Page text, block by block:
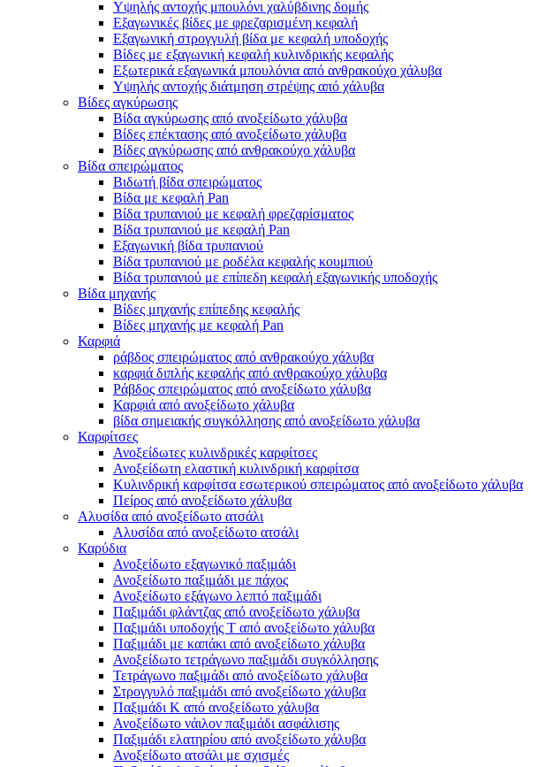
Υψηλής αντοχής μπουλόνι χαλύβδινης δομής
Εξαγωνικές βίδες με φρεζαρισμένη κεφαλή
Εξαγωνική στρογγυλή βίδα με κεφαλή υποδοχής
Βίδες με εξαγωνική κεφαλή κυλινδρικής κεφαλής
Εξωτερικά εξαγωνικά μπουλόνια από ανθρακούχο χάλυβα
Υψηλής αντοχής διάτμηση στρέψης από χάλυβα
Βίδες αγκύρωσης
Βίδα αγκύρωσης από ανοξείδωτο χάλυβα
Βίδες επέκτασης από ανοξείδωτο χάλυβα
Βίδες αγκύρωσης από ανθρακούχο χάλυβα
Βίδα σπειρώματος
Βιδωτή βίδα σπειρώματος
Βίδα με κεφαλή Pan
Βίδα τρυπανιού με κεφαλή φρεζαρίσματος
Βίδα τρυπανιού με κεφαλή Pan
Εξαγωνική βίδα τρυπανιού
Βίδα τρυπανιού με ροδέλα κεφαλής κουμπιού
Βίδα τρυπανιού με επίπεδη κεφαλή εξαγωνικής υποδοχής
Βίδα μηχανής
Βίδες μηχανής επίπεδης κεφαλής
Βίδες μηχανής με κεφαλή Pan
Καρφιά
ράβδος σπειρώματος από ανθρακούχο χάλυβα
καρφιά διπλής κεφαλής από ανθρακούχο χάλυβα
Ράβδος σπειρώματος από ανοξείδωτο χάλυβα
Καρφιά από ανοξείδωτο χάλυβα
βίδα σημειακής συγκόλλησης από ανοξείδωτο χάλυβα
Καρφίτσες
Ανοξείδωτες κυλινδρικές καρφίτσες
Ανοξείδωτη ελαστική κυλινδρική καρφίτσα
Κυλινδρική καρφίτσα εσωτερικού σπειρώματος από ανοξείδωτο χάλυβα
Πείρος από ανοξείδωτο χάλυβα
Αλυσίδα από ανοξείδωτο ατσάλι
Αλυσίδα από ανοξείδωτο ατσάλι
Καρύδια
Ανοξείδωτο εξαγωνικό παξιμάδι
Ανοξείδωτο παξιμάδι με πάχος
Ανοξείδωτο εξάγωνο λεπτό παξιμάδι
Παξιμάδι φλάντζας από ανοξείδωτο χάλυβα
Παξιμάδι υποδοχής T από ανοξείδωτο χάλυβα
Παξιμάδι με καπάκι από ανοξείδωτο χάλυβα
Ανοξείδωτο τετράγωνο παξιμάδι συγκόλλησης
Τετράγωνο παξιμάδι από ανοξείδωτο χάλυβα
Στρογγυλό παξιμάδι από ανοξείδωτο χάλυβα
Παξιμάδι K από ανοξείδωτο χάλυβα
Ανοξείδωτο νάιλον παξιμάδι ασφάλισης
Παξιμάδι ελατηρίου από ανοξείδωτο χάλυβα
Ανοξείδωτο ατσάλι με σχισμές